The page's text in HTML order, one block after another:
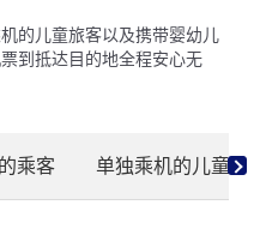
的儿童旅客以及携带婴幼儿
到抵达目的地全程安心无
乘客 单独乘机的儿童旅